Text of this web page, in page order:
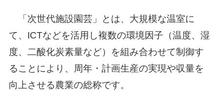
「次世代施設園芸」とは、大規模な温室に
て、ICTなどを活用し複数の環境因子（温度、湿
度、二酸化炭素量など）を組み合わせて制御す
ることにより、周年・計画生産の実現や収量を
向上させる農業の総称です。